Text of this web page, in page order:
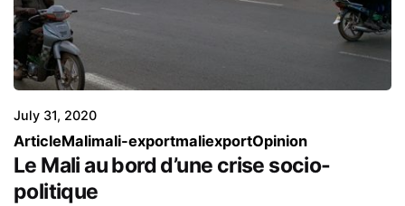
Posted by
Kibili Demba Sissoko
July 31, 2020
ArticleMalimali-exportmaliexportOpinion
Le Mali au bord d’une crise socio-
politique